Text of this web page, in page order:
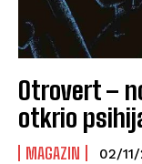
Otrovert –
otkrio
MAGAZIN 02/